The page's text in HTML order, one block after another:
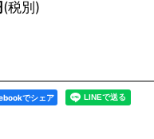
(税別)
でシェア